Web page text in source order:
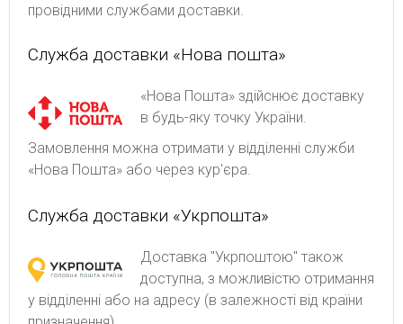
провідними службами доставки.
Служба доставки «Нова пошта»
«Нова Пошта» здійснює доставку
в будь-яку точку України.
Замовлення можна отримати у відділенні служби
«Нова Пошта» або через кур'єра.
Служба доставки «Укрпошта»
Доставка "Укрпоштою" також
доступна, з можливістю отримання
у відділенні або на адресу (в залежності від країни